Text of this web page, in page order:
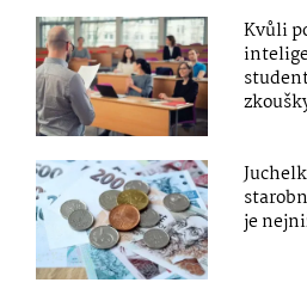
Kvůli
je